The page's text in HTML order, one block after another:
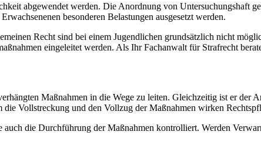
abgewendet werden. Die Anordnung von Untersuchungshaft
besonderen Belastungen ausgesetzt werden.
Recht sind bei einem Jugendlichen grundsätzlich nicht
eingeleitet werden. Als Ihr Fachanwalt für Strafrecht
Maßnahmen in die Wege zu leiten. Gleichzeitig ist er der
Vollstreckung und den Vollzug der Maßnahmen wirken
die Durchführung der Maßnahmen kontrolliert. Werden